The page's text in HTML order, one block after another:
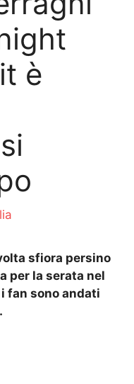
è
sfiora persino
per la serata nel
fan sono andati